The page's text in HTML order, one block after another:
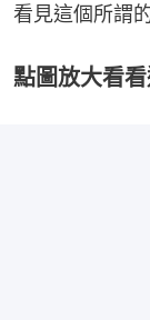
看見這個所謂
點圖放大看